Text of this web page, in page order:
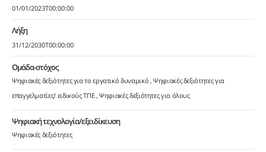
01/01/2023T00:00:00
Λήξη
31/12/2030T00:00:00
Ομάδα-στόχος
Ψηφιακές δεξιότητες για το εργατικό δυναμικό Ψηφιακές δεξιότητες για
επαγγελματίες/ ειδικούς ΤΠΕ Ψηφιακές δεξιότητες για όλους
Ψηφιακή τεχνολογία/εξειδίκευση
Ψηφιακές δεξιότητες